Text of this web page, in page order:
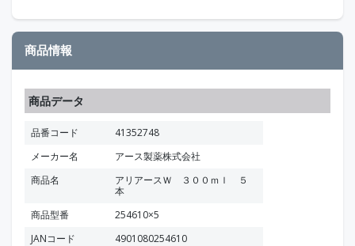
商品情報
商品データ
品番コード
41352748
メーカー名
アース製薬株式会社
商品名
アリアースＷ ３００ｍｌ ５
本
商品型番
254610×5
JANコード
4901080254610